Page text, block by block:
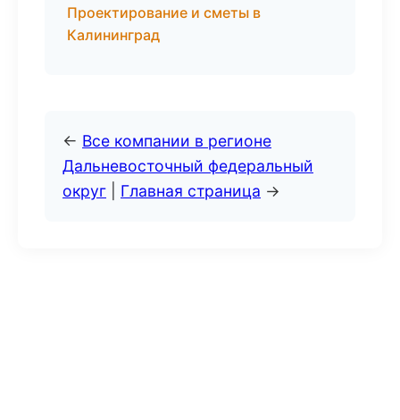
Проектирование и сметы в
Калининград
← Все компании в регионе
Дальневосточный федеральный
округ
Главная страница →